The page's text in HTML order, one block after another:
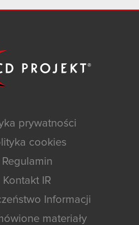
prywatności
cookies
Regulamin
Kontakt IR
Informacji
materiały